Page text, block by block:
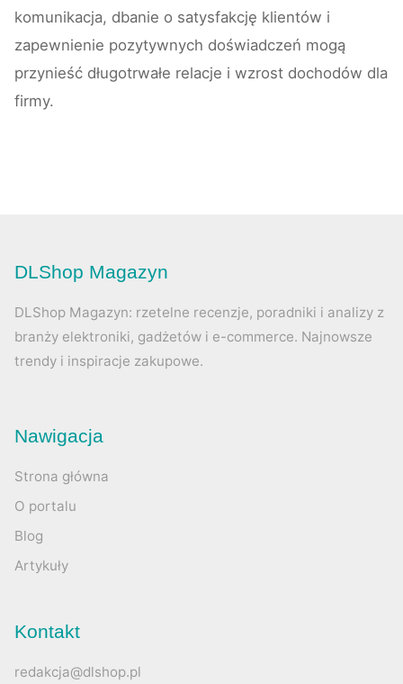
komunikacja, dbanie o satysfakcję klientów i
zapewnienie pozytywnych doświadczeń mogą
przynieść długotrwałe relacje i wzrost dochodów dla
firmy.
DLShop Magazyn
DLShop Magazyn: rzetelne recenzje, poradniki i analizy z
branży elektroniki, gadżetów i e-commerce. Najnowsze
trendy i inspiracje zakupowe.
Nawigacja
Strona główna
O portalu
Blog
Artykuły
Kontakt
redakcja@dlshop.pl